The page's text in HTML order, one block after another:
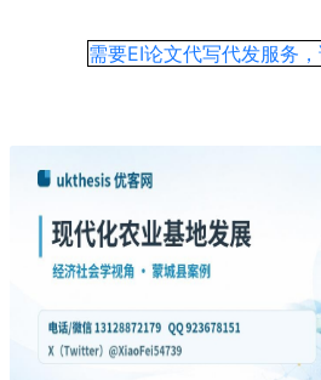
需要EI论文代写代发服务